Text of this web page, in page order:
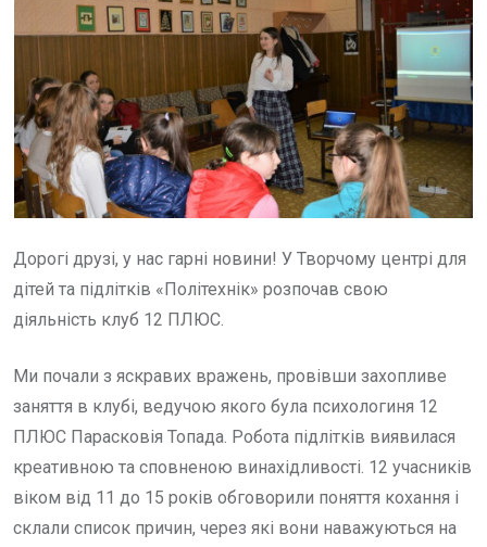
Дорогі друзі, у нас гарні новини! У Творчому центрі для
дітей та підлітків «Політехнік» розпочав свою
діяльність клуб 12 ПЛЮС.
Ми почали з яскравих вражень, провівши захопливе
заняття в клубі, ведучою якого була психологиня 12
ПЛЮС Парасковія Топада. Робота підлітків виявилася
креативною та сповненою винахідливості. 12 учасників
віком від 11 до 15 років обговорили поняття кохання і
склали список причин, через які вони наважуються на